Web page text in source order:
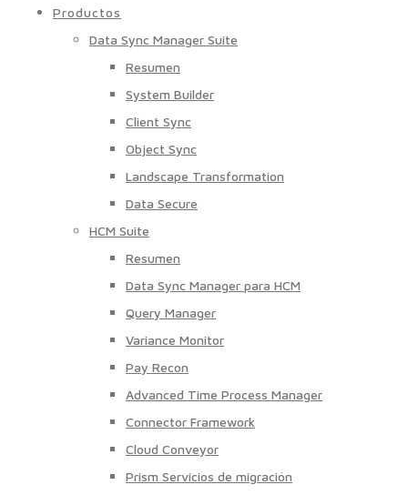
Productos
Data Sync Manager Suite
Resumen
System Builder
Client Sync
Object Sync
Landscape Transformation
Data Secure
HCM Suite
Resumen
Data Sync Manager para HCM
Query Manager
Variance Monitor
Pay Recon
Advanced Time Process Manager
Connector Framework
Cloud Conveyor
Prism Servicios de migración